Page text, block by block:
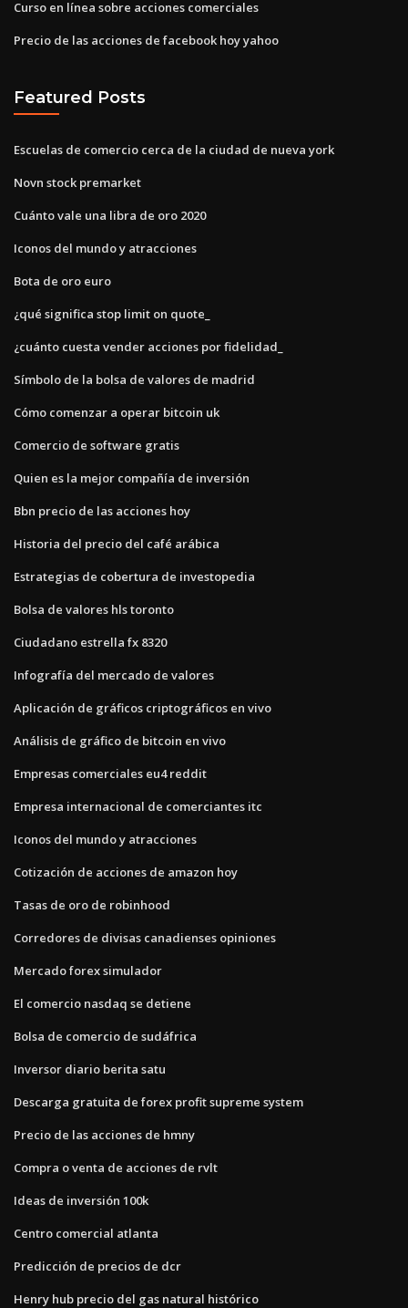
Curso en línea sobre acciones comerciales
Precio de las acciones de facebook hoy yahoo
Featured Posts
Escuelas de comercio cerca de la ciudad de nueva york
Novn stock premarket
Cuánto vale una libra de oro 2020
Iconos del mundo y atracciones
Bota de oro euro
¿qué significa stop limit on quote_
¿cuánto cuesta vender acciones por fidelidad_
Símbolo de la bolsa de valores de madrid
Cómo comenzar a operar bitcoin uk
Comercio de software gratis
Quien es la mejor compañía de inversión
Bbn precio de las acciones hoy
Historia del precio del café arábica
Estrategias de cobertura de investopedia
Bolsa de valores hls toronto
Ciudadano estrella fx 8320
Infografía del mercado de valores
Aplicación de gráficos criptográficos en vivo
Análisis de gráfico de bitcoin en vivo
Empresas comerciales eu4 reddit
Empresa internacional de comerciantes itc
Iconos del mundo y atracciones
Cotización de acciones de amazon hoy
Tasas de oro de robinhood
Corredores de divisas canadienses opiniones
Mercado forex simulador
El comercio nasdaq se detiene
Bolsa de comercio de sudáfrica
Inversor diario berita satu
Descarga gratuita de forex profit supreme system
Precio de las acciones de hmny
Compra o venta de acciones de rvlt
Ideas de inversión 100k
Centro comercial atlanta
Predicción de precios de dcr
Henry hub precio del gas natural histórico